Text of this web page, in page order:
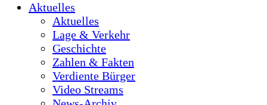
Aktuelles
Aktuelles
Lage & Verkehr
Geschichte
Zahlen & Fakten
Verdiente Bürger
Video Streams